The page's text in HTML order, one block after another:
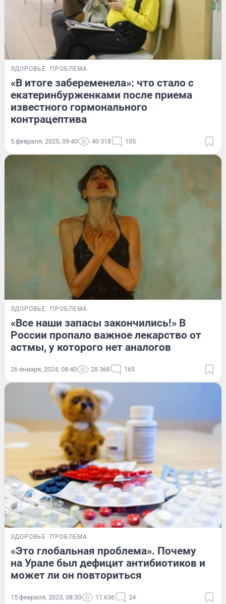
ЗДОРОВЬЕ ПРОБЛЕМА
«В итоге забеременела»: что стало с
екатеринбурженками после приема
известного гормонального
контрацептива
5 февраля, 2025, 09:40 40 318 105
ЗДОРОВЬЕ ПРОБЛЕМА
«Все наши запасы закончились!» В
России пропало важное лекарство от
астмы, у которого нет аналогов
26 января, 2024, 08:40 28 368 165
ЗДОРОВЬЕ ПРОБЛЕМА
«Это глобальная проблема». Почему
на Урале был дефицит антибиотиков и
может ли он повториться
15 февраля, 2023, 08:30 11 636 24